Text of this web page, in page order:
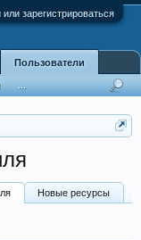
или зарегистрироваться
Новые ресурсы
Пользователи